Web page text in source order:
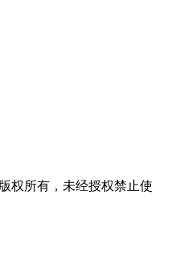
权所有，未经授权禁止使